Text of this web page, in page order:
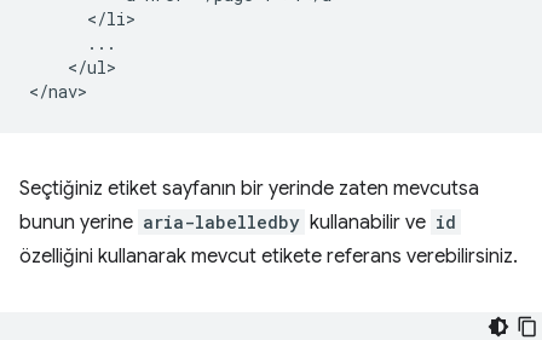
      </li>
      ...
    </ul>
Seçtiğiniz etiket sayfanın bir yerinde zaten mevcutsa
bunun yerine aria-labelledby kullanabilir ve id
özelliğini kullanarak mevcut etikete referans verebilirsiniz.